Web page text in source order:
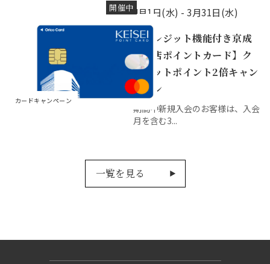
開催中
カードキャンペーン
4月1日(水) -3月31日(水)
【クレジット機能付き京成
百貨店ポイントカード】ク
レジットポイント2倍キャン
ペーン
期間中新規入会のお客様は、入会
月を含む3...
一覧を見る